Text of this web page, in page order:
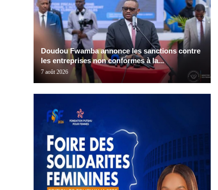
Doudou Fwamba annonce les sanctions contre
les entreprises non conformes à la...
7 août 2026